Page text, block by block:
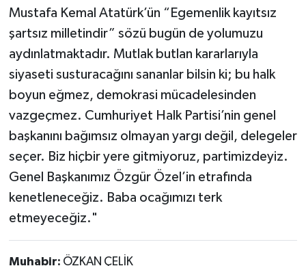
Mustafa Kemal Atatürk’ün “Egemenlik kayıtsız
şartsız milletindir” sözü bugün de yolumuzu
aydınlatmaktadır. Mutlak butlan kararlarıyla
siyaseti susturacağını sananlar bilsin ki; bu halk
boyun eğmez, demokrasi mücadelesinden
vazgeçmez. Cumhuriyet Halk Partisi’nin genel
başkanını bağımsız olmayan yargı değil, delegeler
seçer. Biz hiçbir yere gitmiyoruz, partimizdeyiz.
Genel Başkanımız Özgür Özel’in etrafında
kenetleneceğiz. Baba ocağımızı terk
etmeyeceğiz."
Muhabir: ÖZKAN ÇELİK